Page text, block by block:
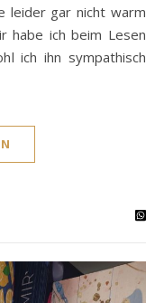
leider gar nicht warm
habe ich beim Lesen
ich ihn sympathisch